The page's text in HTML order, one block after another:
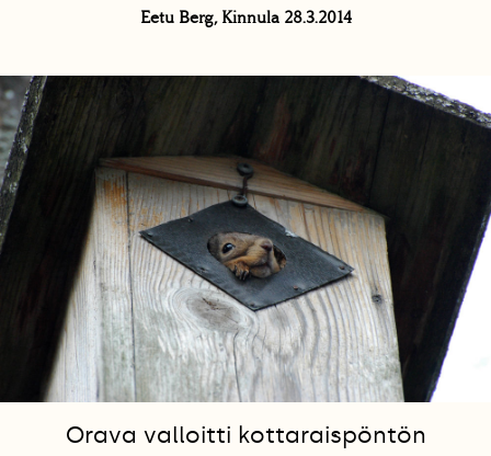
Eetu Berg, Kinnula 28.3.2014
Orava valloitti kottaraispöntön